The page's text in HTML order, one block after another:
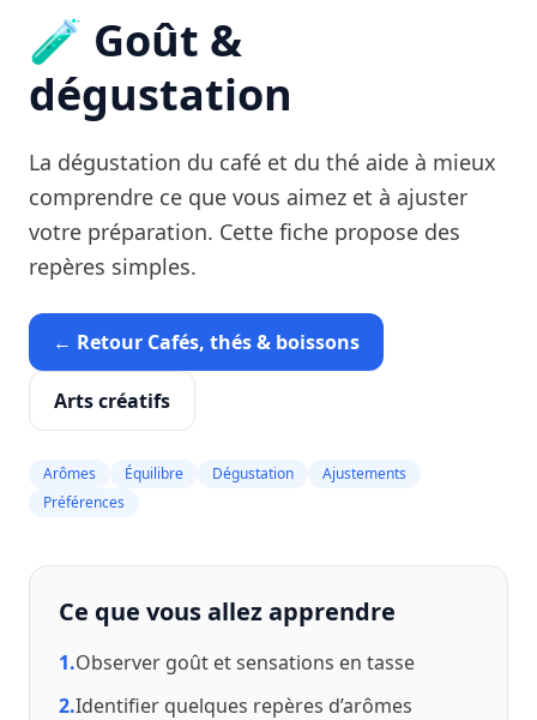
🧪 Goût &
dégustation
La dégustation du café et du thé aide à mieux
comprendre ce que vous aimez et à ajuster
votre préparation. Cette fiche propose des
repères simples.
← Retour Cafés, thés & boissons
Arts créatifs
Arômes Équilibre Dégustation
Ajustements
Préférences
Ce que vous allez apprendre
1.Observer goût et sensations en tasse
2.Identifier quelques repères d’arômes